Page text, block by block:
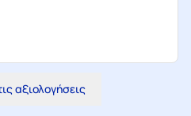
αξιολογήσεις